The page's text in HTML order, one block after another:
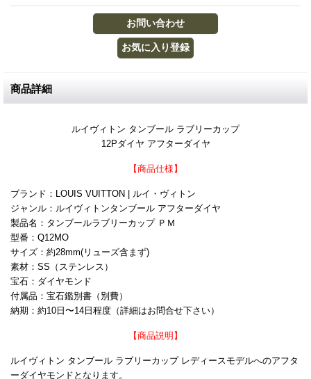
商品詳細
ルイヴィトン タンブール ラブリーカップ
12Pダイヤ アフターダイヤ
【商品仕様】
ブランド：LOUIS VUITTON | ルイ・ヴィトン
ジャンル：ルイヴィトンタンブール アフターダイヤ
製品名：タンブールラブリーカップ ＰＭ
型番：Q12MO
サイズ：約28mm(リューズ含まず)
素材：SS（ステンレス）
宝石：ダイヤモンド
付属品：宝石鑑別書（別費）
納期：約10日〜14日程度（詳細はお問合せ下さい）
【商品説明】
ルイヴィトン タンブール ラブリーカップ レディースモデルへのアフタ
ーダイヤモンドとなります。